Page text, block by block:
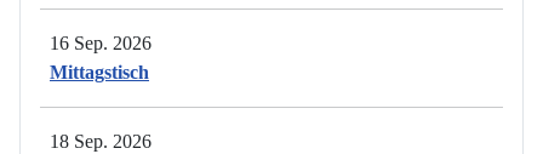
16 Sep. 2026
Mittagstisch
18 Sep. 2026